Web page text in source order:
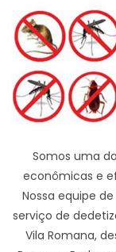
Somos uma
econômicas e
Nossa equipe
serviço de
Vila Romana,